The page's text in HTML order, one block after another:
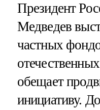
Президент
Медведев
частных
обещает
инициативу.